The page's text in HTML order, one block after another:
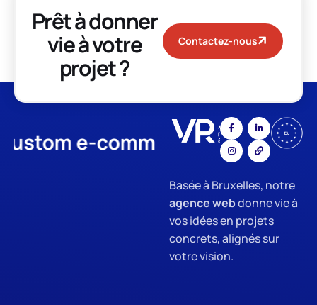
Prêt à donner
vie à votre
projet ?
Contactez-nous
e-commerce App
Basée à Bruxelles, notre
agence webdonne vie à
vos idées en projets
concrets, alignés sur
votre vision.